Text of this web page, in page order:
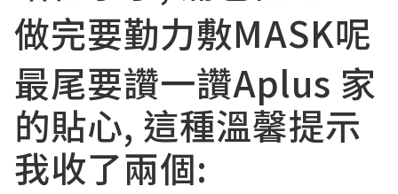
做完要勤力敷MASK呢
最尾要讚一讚Aplus 家
的貼心, 這種溫馨提示
我收了兩個: